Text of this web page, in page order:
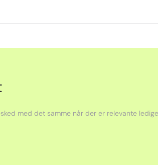
med det samme når der er relevante